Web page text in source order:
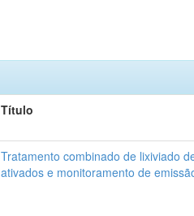
Título
Tratamento combinado de lixiviado
ativados e monitoramento de